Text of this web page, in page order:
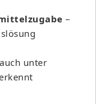
–
unter